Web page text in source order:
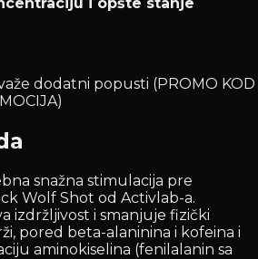
dodatni popusti (PROMO KOD
snažna stimulacija pre
Wolf Shot od Activlab-a.
izdržljivost i smanjuje fizički
pored beta-alaninina i kofeina i
aminokiselina (fenilalanin sa